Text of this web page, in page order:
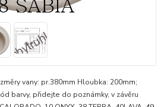
vany: pr.380mm Hloubka: 200mm;
barvy, přidejte do poznámky, v závěru